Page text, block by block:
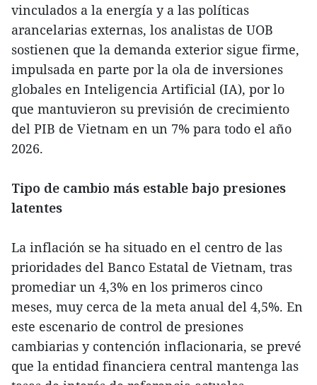
vinculados a la energía y a las políticas
arancelarias externas, los analistas de UOB
sostienen que la demanda exterior sigue firme,
impulsada en parte por la ola de inversiones
globales en Inteligencia Artificial (IA), por lo
que mantuvieron su previsión de crecimiento
del PIB de Vietnam en un 7% para todo el año
2026.
Tipo de cambio más estable bajo presiones
latentes
La inflación se ha situado en el centro de las
prioridades del Banco Estatal de Vietnam, tras
promediar un 4,3% en los primeros cinco
meses, muy cerca de la meta anual del 4,5%. En
este escenario de control de presiones
cambiarias y contención inflacionaria, se prevé
que la entidad financiera central mantenga las